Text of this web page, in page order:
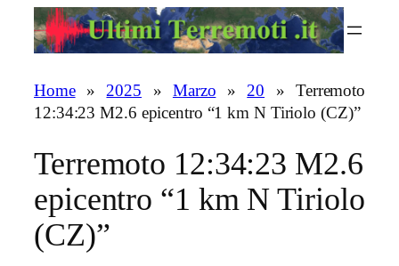
Home»2025 » Marzo »20 » Terremoto
12:34:23 M2.6 epicentro “1 km N Tiriolo (CZ)”
Terremoto 12:34:23 M2.6
epicentro “1 km N Tiriolo
(CZ)”